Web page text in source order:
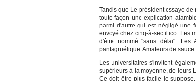
Tandis que Le président essaye
toute façon une explication
parmi d'autre qui est négligé une
envoyé chez cinq-à-sec illico. Les
d'être nommé "sans délai".
pantagruélique. Amateurs de
Les universitaires s'invitent
supérieurs à la moyenne, de leurs
Ce doit être plus facile je